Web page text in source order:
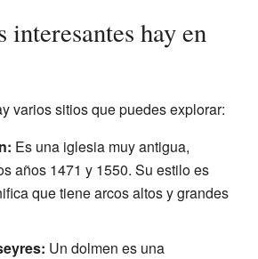
interesantes hay en
varios sitios que puedes explorar:
Es una iglesia muy antigua,
años 1471 y 1550. Su estilo es
que tiene arcos altos y grandes
Un dolmen es una